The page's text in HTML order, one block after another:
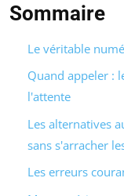
Sommaire
Le véritable
Quand appeler :
l'attente
Les alternatives
sans s'arracher
Les erreurs